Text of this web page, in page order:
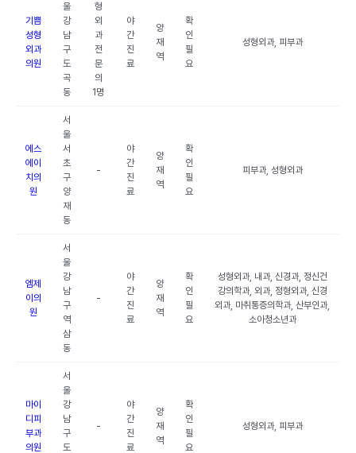
기쁨
성형
외과
의원
울
강
남
구
도
곡
동
형
외
과
전
문
의
1명
야
간
진
료
양
재
역
확
인
필
요
성형외과, 피부과
에스
에이
치의
원
서
울
서
초
구
양
재
동
-
야
간
진
료
양
재
역
확
인
필
요
피부과, 성형외과
엠제
이의
원
서
울
강
남
구
역
삼
동
-
야
간
진
료
양
재
역
확
인
필
요
성형외과, 내과, 신경과, 정신건
강의학과, 외과, 정형외과, 신경
외과, 마취통증의학과, 산부인과,
소아청소년과
마이
디피
부과
의원
서
울
강
남
구
도
-
야
간
진
료
양
재
역
확
인
필
요
성형외과, 피부과